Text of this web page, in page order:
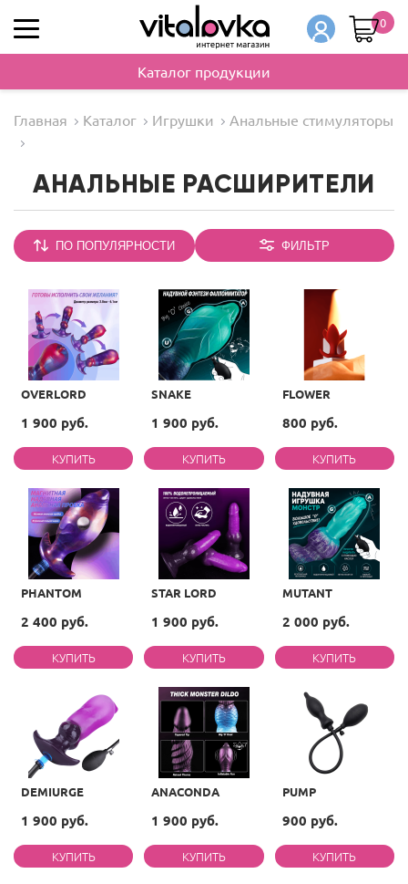
0
Каталог продукции
Главная Каталог Игрушки Анальные стимуляторы
АНАЛЬНЫЕ РАСШИРИТЕЛИ
ПО ПОПУЛЯРНОСТИ ФИЛЬТР
OVERLORD
1 900 руб.
SNAKE
1 900 руб.
FLOWER
800 руб.
PHANTOM
2 400 руб.
STAR LORD
1 900 руб.
MUTANT
2 000 руб.
DEMIURGE
1 900 руб.
ANACONDA
1 900 руб.
PUMP
900 руб.